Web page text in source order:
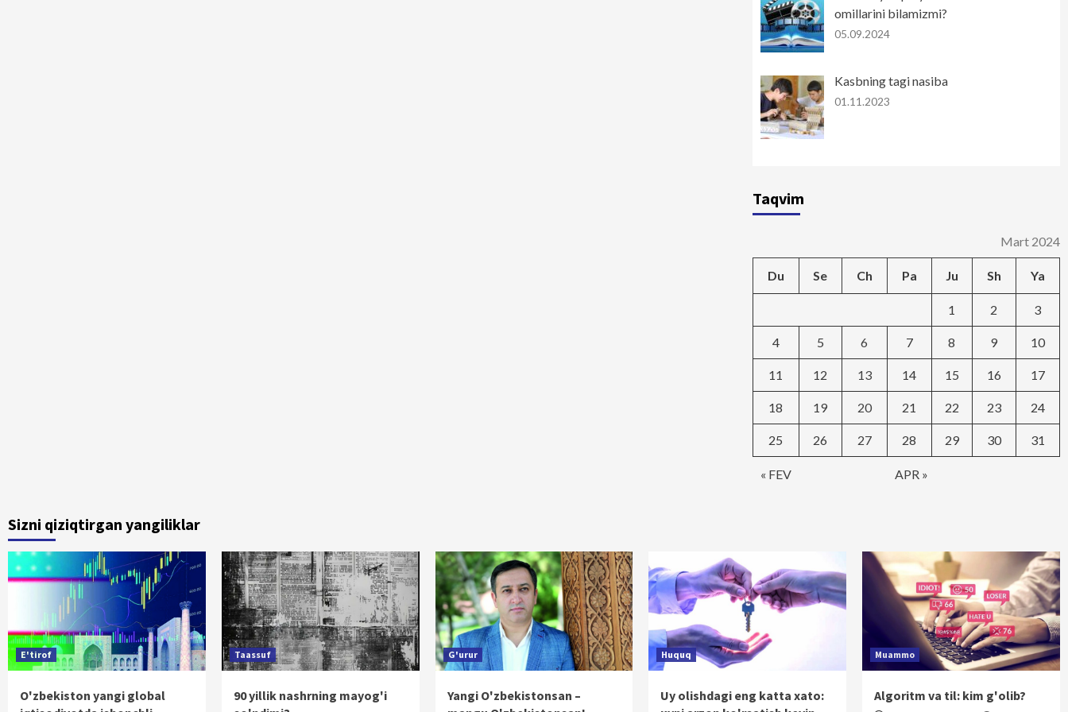
omillarini bilamizmi?
05.09.2024
Kasbning tagi nasiba
01.11.2023
Taqvim
Mart 2024
Du Se Ch Pa Ju Sh Ya
« FEV APR »
1 2 3
4 5 6 7 8 9 10
11 12 13 14 15 16 17
18 19 20 21 22 23 24
25 26 27 28 29 30 31
Sizni qiziqtirgan yangiliklar
E'tirof
O'zbekiston yangi global
Taassuf
90 yillik nashrning mayog'i
G'urur
Yangi O'zbekistonsan –
Huquq
Uy olishdagi eng katta xato:
Muammo
Algoritm va til: kim g'olib?